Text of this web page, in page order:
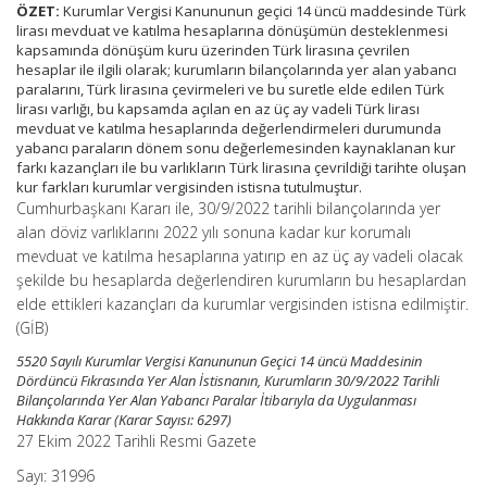
ÖZET: Kurumlar Vergisi Kanununun geçici 14 üncü maddesinde Türk
lirası mevduat ve katılma hesaplarına dönüşümün desteklenmesi
kapsamında dönüşüm kuru üzerinden Türk lirasına çevrilen
hesaplar ile ilgili olarak; kurumların bilançolarında yer alan yabancı
paralarını, Türk lirasına çevirmeleri ve bu suretle elde edilen Türk
lirası varlığı, bu kapsamda açılan en az üç ay vadeli Türk lirası
mevduat ve katılma hesaplarında değerlendirmeleri durumunda
yabancı paraların dönem sonu değerlemesinden kaynaklanan kur
farkı kazançları ile bu varlıkların Türk lirasına çevrildiği tarihte oluşan
kur farkları kurumlar vergisinden istisna tutulmuştur.
Cumhurbaşkanı Kararı ile, 30/9/2022 tarihli bilançolarında yer
alan döviz varlıklarını 2022 yılı sonuna kadar kur korumalı
mevduat ve katılma hesaplarına yatırıp en az üç ay vadeli olacak
şekilde bu hesaplarda değerlendiren kurumların bu hesaplardan
elde ettikleri kazançları da kurumlar vergisinden istisna edilmiştir.
(GİB)
5520 Sayılı Kurumlar Vergisi Kanununun Geçici 14 üncü Maddesinin
Dördüncü Fıkrasında Yer Alan İstisnanın, Kurumların 30/9/2022 Tarihli
Bilançolarında Yer Alan Yabancı Paralar İtibarıyla da Uygulanması
Hakkında Karar (Karar Sayısı: 6297)
27 Ekim 2022 Tarihli Resmi Gazete
Sayı: 31996